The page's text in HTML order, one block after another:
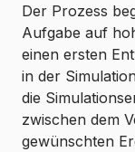
Der Prozess
Aufgabe auf
einen ersten
in der
die
zwischen dem
gewünschten